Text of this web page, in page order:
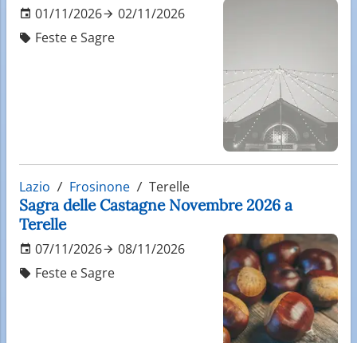
01/11/2026
02/11/2026
Feste e Sagre
Lazio Frosinone Terelle
Sagra delle Castagne Novembre 2026 a
Terelle
07/11/2026
08/11/2026
Feste e Sagre